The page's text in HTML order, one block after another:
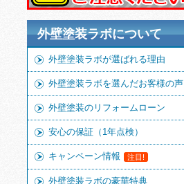
外壁塗装ラボについて
外壁塗装ラボが選ばれる理由
外壁塗装ラボを選んだお客様の声
外壁塗装のリフォームローン
安心の保証（1年点検）
キャンペーン情報 注目!
外壁塗装ラボの豪華特典